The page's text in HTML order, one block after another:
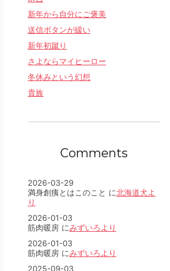
新年から自分にご褒美
送信ボタンが緩い
新年初蹴り
さよならマイヒーロー
冬休みという幻想
貴族
Comments
2026-03-29
満身創痍とはこのこと に北海道犬よ
り
2026-01-03
筋肉暖房 にみずいろより
2026-01-03
筋肉暖房 にみずいろより
2025-09-03